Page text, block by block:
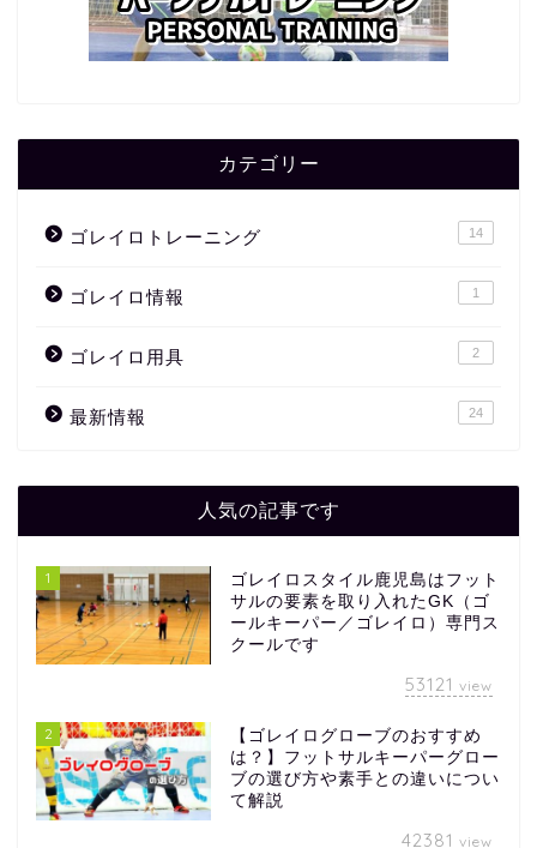
カテゴリー
ゴレイロトレーニング 14
ゴレイロ情報 1
ゴレイロ用具 2
最新情報 24
人気の記事です
1
ゴレイロスタイル鹿児島はフット
サルの要素を取り入れたGK（ゴ
ールキーパー／ゴレイロ）専門ス
クールです
53121 view
2
【ゴレイログローブのおすすめ
は？】フットサルキーパーグロー
ブの選び方や素手との違いについ
て解説
42381 view